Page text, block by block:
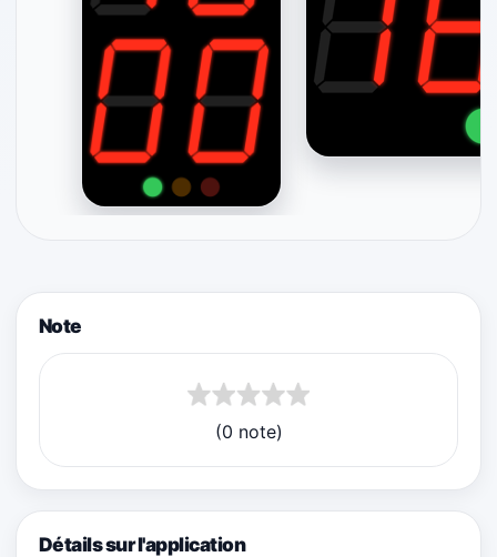
Note
(0 note)
Détails sur l'application